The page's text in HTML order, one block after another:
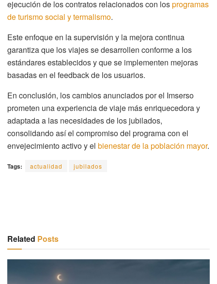
ejecución de los contratos relacionados con losprogramas
de turismo social y termalismo.
Este enfoque en la supervisión y la mejora continua
garantiza que los viajes se desarrollen conforme a los
estándares establecidos y que se implementen mejoras
basadas en el feedback de los usuarios.
En conclusión, los cambios anunciados por el Imserso
prometen una experiencia de viaje más enriquecedora y
adaptada a las necesidades de los jubilados,
consolidando así el compromiso del programa con el
envejecimiento activo y el bienestar de la población mayor.
Tags: actualidad jubilados
Related Posts